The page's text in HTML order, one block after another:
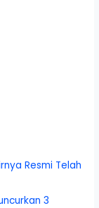
Resmi Telah
3